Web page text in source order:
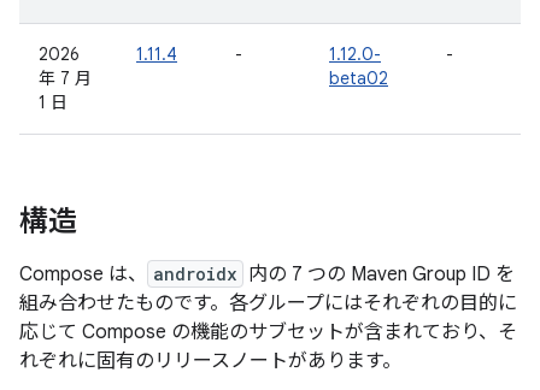
2026
年 7 月
1 日
1.11.4 -
1.12.0-
beta02
-
構造
Compose は、 androidx 内の 7 つの Maven Group ID を
組み合わせたものです。各グループにはそれぞれの目的に
応じて Compose の機能のサブセットが含まれており、そ
れぞれに固有のリリースノートがあります。